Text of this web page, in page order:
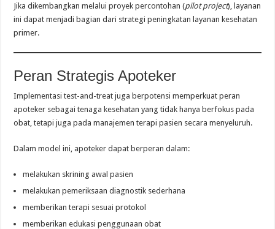
Jika dikembangkan melalui proyek percontohan (pilot project), layanan
ini dapat menjadi bagian dari strategi peningkatan layanan kesehatan
primer.
Peran Strategis Apoteker
Implementasi test-and-treat juga berpotensi memperkuat peran
apoteker sebagai tenaga kesehatan yang tidak hanya berfokus pada
obat, tetapi juga pada manajemen terapi pasien secara menyeluruh.
Dalam model ini, apoteker dapat berperan dalam:
melakukan skrining awal pasien
melakukan pemeriksaan diagnostik sederhana
memberikan terapi sesuai protokol
memberikan edukasi penggunaan obat